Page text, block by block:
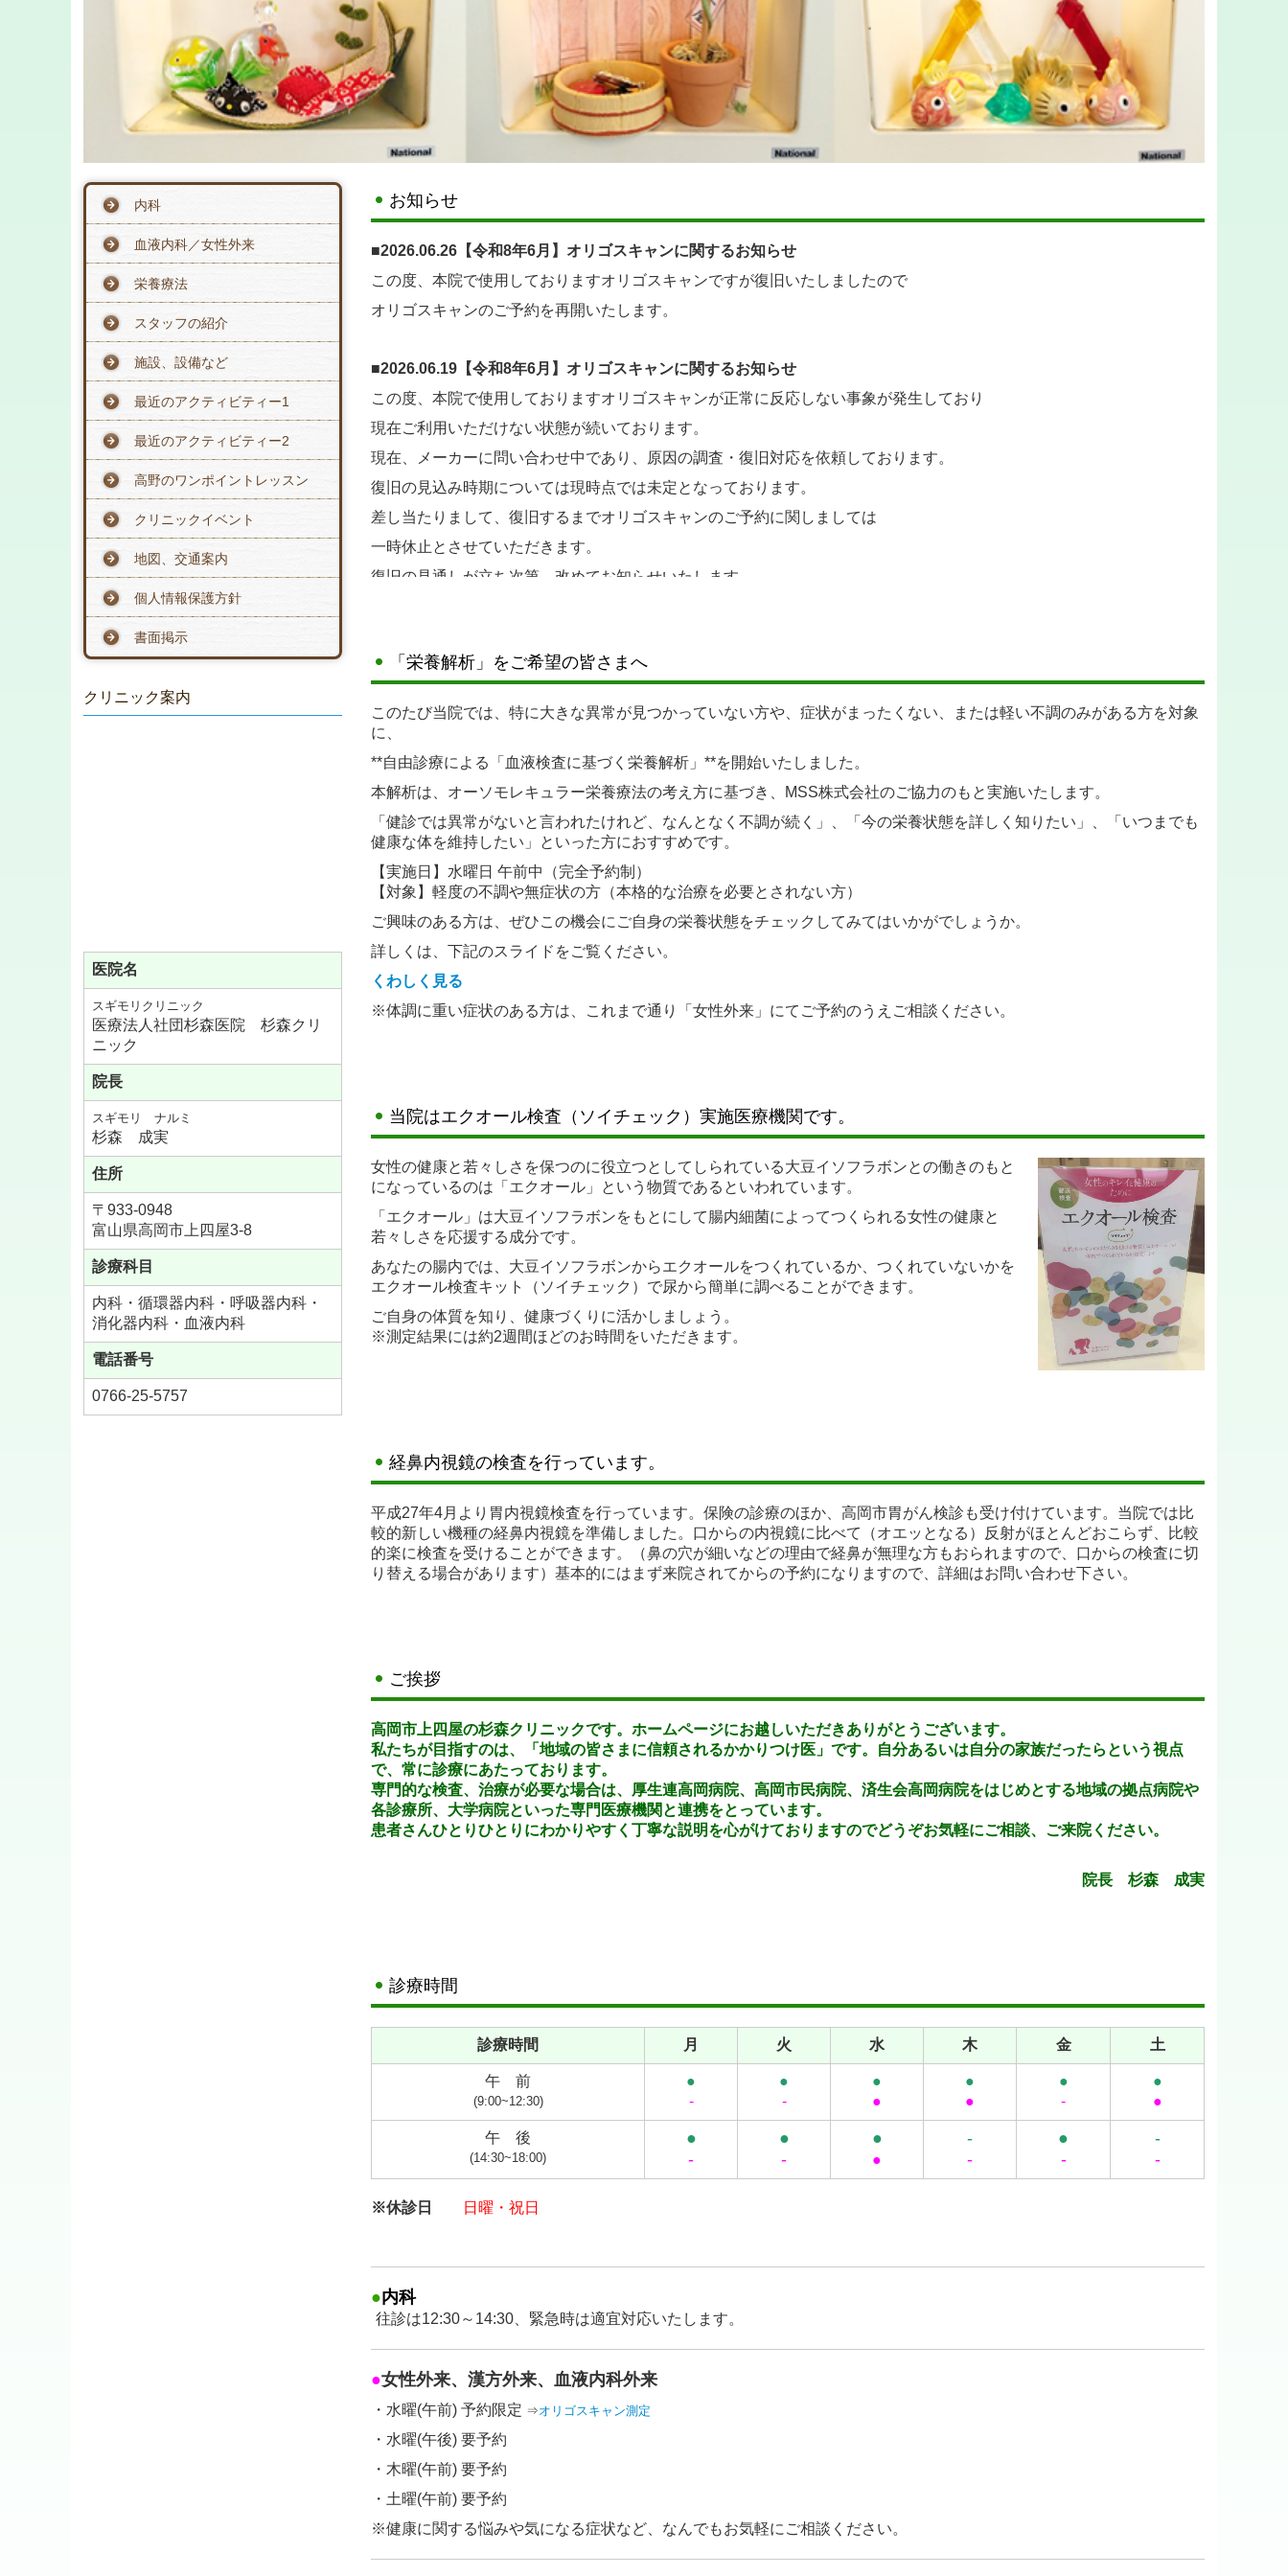
内科
血液内科／女性外来
栄養療法
スタッフの紹介
施設、設備など
最近のアクティビティー1
最近のアクティビティー2
高野のワンポイントレッスン
クリニックイベント
地図、交通案内
個人情報保護方針
書面掲示
クリニック案内
医院名
スギモリクリニック
医療法人社団杉森医院 杉森クリ
ニック
院長
スギモリ ナルミ
杉森 成実
住所
〒933-0948
富山県高岡市上四屋3-8
診療科目
内科・循環器内科・呼吸器内科・
消化器内科・血液内科
電話番号
0766-25-5757
お知らせ
■2026.06.26 【令和8年6月】 オリゴスキャンに関するお知らせ
この度、本院で使用しておりますオリゴスキャンですが復旧いたしましたので
オリゴスキャンのご予約を再開いたします。
■2026.06.19 【令和8年6月】 オリゴスキャンに関するお知らせ
この度、本院で使用しておりますオリゴスキャンが正常に反応しない事象が発生しており
現在ご利用いただけない状態が続いております。
現在、メーカーに問い合わせ中であり、原因の調査・復旧対応を依頼しております。
復旧の見込み時期については現時点では未定となっております。
差し当たりまして、復旧するまでオリゴスキャンのご予約に関しましては
一時休止とさせていただきます。
復旧の見通しが立ち次第、改めてお知らせいたします。
6/26(金)-6/27(土)都合により休診いたします。
■2026.04.10-11 休診のお知らせ
4/10(金)-4/11(土)都合により休診いたします。
■2026.03.23午後-24 休診のお知らせ
3/23(月)午後、3/24(火)都合により休診いたします。
■2025.11.28...【令和7年11月】年末年始 休診のお知らせ
12/28（日）~ 1/ 4(日) 休診いたします。
※１月最初の診察は 1 / 5(月) です。
■2025.10.15...【令和7年10月】臨時休診のお知らせ
■2025.08.19...【令和7年9月・10月】臨時休診のお知らせ
【血液内科・女性外来】
■学会の為、休診とさせていただきます。
・令和7年 9月 6日（土）
・令和7年10月11日（土）
■2025.08.06...【令和７年８月】「栄養解析」開始いたします
このたび当院では、特に大きな異常が見つかっていない方や、症状がまったくない、または軽い不調のみがある方を対象
に、
**自由診療による「血液検査に基づく栄養解析」**を開始いたしました。
【実施日】水曜日 午前中（完全予約制）
【対象】軽度の不調や無症状の方（本格的な治療を必要とされない方）
ご興味のある方は、ぜひこの機会にご自身の栄養状態をチェックしてみてはいかがでしょうか。
※体調に重い症状のある方は、これまで通り「女性外来」にてご予約のうえご相談ください。
・令和7 年
■2025.05.13...【令和7年7月】臨時休診のご案内
【血液内科】
・令和7年7月19日（土）午前11時まで
■2025.04.16...【令和7年6月】臨時休診のご案内
・令和7年6月30日（月）午前休診
午後2時半～
■2025.02.25...【令和7年4月】臨時休診のご案内
学会のため休診とさせていただきます。
・令和7年4月18日（金）
・令和7年4月19日（土）
■2024.12.05...【令和6～7年】年末年始 休診のお知らせ
■1月最初の診察
・1/6（月）～
2024.10.11...【令和6年10月】臨時休診のお知らせ
■10/12（土）【血液内科・女性外来】副院長 休診
■10/18（金）【内 科】院長 午前 休診
午後 2時30より通常診療
■ 2024.07.29...【令和6年8月】お盆休みのお知らせ
2024年8月13日〜16日 休診のお知らせ
「栄養解析」をご希望の皆さまへ
このたび当院では、特に大きな異常が見つかっていない方や、症状がまったくない、または軽い不調のみがある方を対象
に、
**自由診療による「血液検査に基づく栄養解析」**を開始いたしました。
本解析は、オーソモレキュラー栄養療法の考え方に基づき、MSS株式会社のご協力のもと実施いたします。
「健診では異常がないと言われたけれど、なんとなく不調が続く」、「今の栄養状態を詳しく知りたい」、「いつまでも
健康な体を維持したい」といった方におすすめです。
【実施日】水曜日 午前中（完全予約制）
【対象】軽度の不調や無症状の方（本格的な治療を必要とされない方）
ご興味のある方は、ぜひこの機会にご自身の栄養状態をチェックしてみてはいかがでしょうか。
詳しくは、下記のスライドをご覧ください。
くわしく見る
※体調に重い症状のある方は、これまで通り「女性外来」にてご予約のうえご相談ください。
当院はエクオール検査（ソイチェック）実施医療機関です。
女性の健康と若々しさを保つのに役立つとしてしられている大豆イソフラボンとの働きのもと
になっているのは「エクオール」という物質であるといわれています。
「エクオール」は大豆イソフラボンをもとにして腸内細菌によってつくられる女性の健康と
若々しさを応援する成分です。
あなたの腸内では、大豆イソフラボンからエクオールをつくれているか、つくれていないかを
エクオール検査キット（ソイチェック）で尿から簡単に調べることができます。
ご自身の体質を知り、健康づくりに活かしましょう。
※測定結果には約2週間ほどのお時間をいただきます。
経鼻内視鏡の検査を行っています。
平成27年4月より胃内視鏡検査を行っています。保険の診療のほか、高岡市胃がん検診も受け付けています。当院では比
較的新しい機種の経鼻内視鏡を準備しました。口からの内視鏡に比べて（オエッとなる）反射がほとんどおこらず、比較
的楽に検査を受けることができます。（鼻の穴が細いなどの理由で経鼻が無理な方もおられますので、口からの検査に切
り替える場合があります）基本的にはまず来院されてからの予約になりますので、詳細はお問い合わせ下さい。
ご挨拶
高岡市上四屋の杉森クリニックです。ホームページにお越しいただきありがとうございます。
私たちが目指すのは、「地域の皆さまに信頼されるかかりつけ医」です。自分あるいは自分の家族だったらという視点
で、常に診療にあたっております。
専門的な検査、治療が必要な場合は、厚生連高岡病院、高岡市民病院、済生会高岡病院をはじめとする地域の拠点病院や
各診療所、大学病院といった専門医療機関と連携をとっています。
患者さんひとりひとりにわかりやすく丁寧な説明を心がけておりますのでどうぞお気軽にご相談、ご来院ください。
院長 杉森 成実
診療時間
診療時間 月 火 水 木 金 土
午 前
(9:00~12:30)
●
-
●
-
●
●
●
●
●
-
●
●
午 後
(14:30~18:00)
●
-
●
-
●
●
-
-
●
-
-
-
※休診日 日曜・祝日
●内科
往診は12:30～14:30、緊急時は適宜対応いたします。
●女性外来、漢方外来、血液内科外来
・水曜(午前) 予約限定 ⇒オリゴスキャン測定
・水曜(午後) 要予約
・木曜(午前) 要予約
・土曜(午前) 要予約
※健康に関する悩みや気になる症状など、なんでもお気軽にご相談ください。